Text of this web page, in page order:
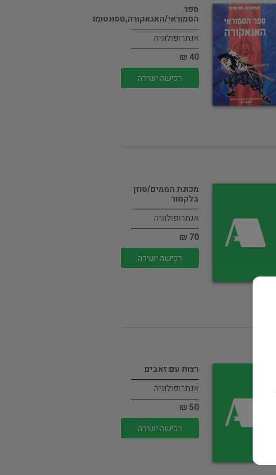
ספר
הסמוראי/האגאקורה,טסונטומו
אנתרופולוגיה
40 ₪
רכישה ישירה
מכונת הממים/סוזן
בלקמור
אנתרופולוגיה
70 ₪
רכישה ישירה
רצות עם זאבים
אנתרופולוגיה
50 ₪
רכישה ישירה